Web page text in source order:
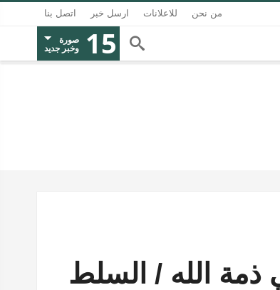
من نحن للاعلانات ارسل خبر اتصل بنا
15 صورة
وخبر جديد
ذمة الله / السلط